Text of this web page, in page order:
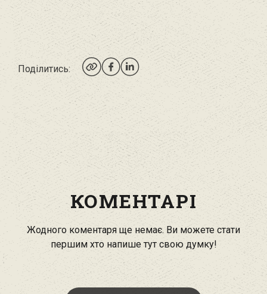
Поділитись:
КОМЕНТАРІ
Жодного коментаря ще немає. Ви можете стати
першим хто напише тут свою думку!